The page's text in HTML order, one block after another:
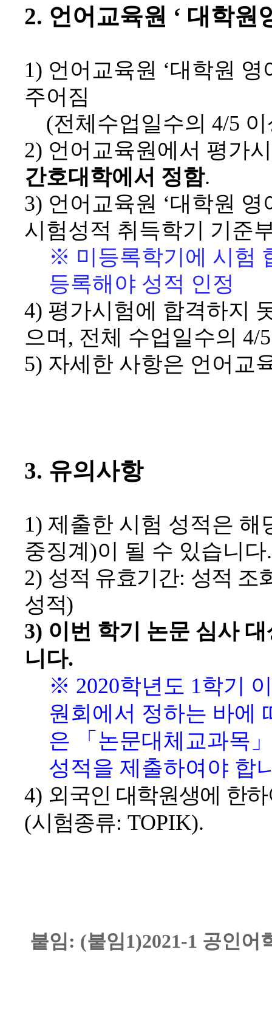
2. 언어교육원 ‘ 대학원
1) 언어교육원 ‘대학원 영
주어짐
(전체수업일수의 4/5
2) 언어교육원에서 평가
간호대학에서 정함.
3) 언어교육원 ‘대학원 영
시험성적 취득학기 기준
※ 미등록학기에 시험
등록해야 성적 인정
4) 평가시험에 합격하지
으며 , 전체 수업일수의 4/
5) 자세한 사항은 언어교
3. 유의사항
1) 제출한 시험 성적은 해
중징계 )이 될 수 있습니다.
2) 성적 유효기간: 성적 조
성적)
3) 이번 학기 논문 심사
니다.
※ 2020학년도 1학기
원회에서 정하는 바에
은
「 논문대체교과목 」
성적을 제출하여야 합
4) 외국인 대학원생에 한
(시험종류: TOPIK).
붙임: (붙임1)2021-1 공인